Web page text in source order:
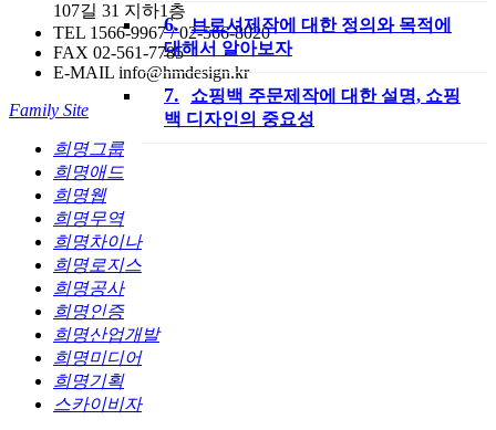
6. 브로셔제작에 대한 정의와 목적에
대해서 알아보자
7.
쇼핑백 주문제작에 대한 설명, 쇼핑
백 디자인의 중요성
107길 31 지하1층
TEL 1566-9967 / 02-566-8020
FAX 02-561-7785
E-MAIL info@hmdesign.kr
Family Site
희명그룹
희명애드
희명웹
희명무역
희명차이나
희명로지스
희명공사
희명인증
희명산업개발
희명미디어
희명기획
스카이비자